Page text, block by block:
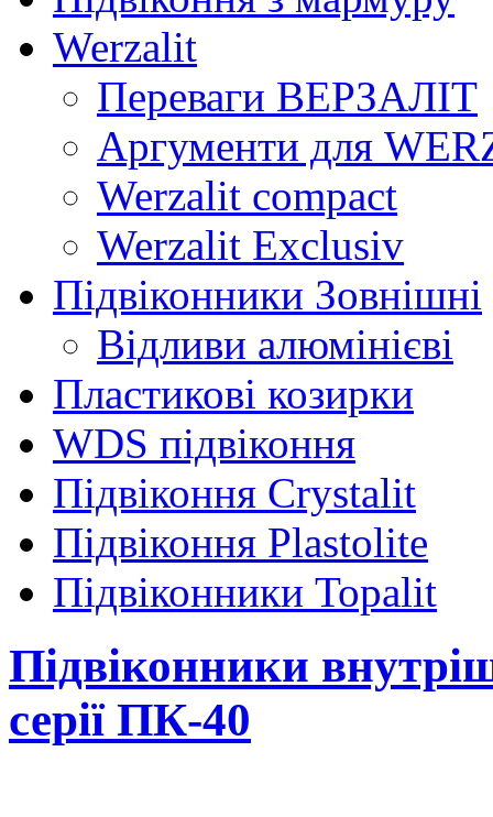
Werzalit
Переваги ВЕРЗАЛІТ
Аргументи для
Werzalit compact
Werzalit Exclusiv
Підвіконники Зовнішні
Відливи алюмінієві
Пластикові козирки
WDS підвіконня
Підвіконня Crystalit
Підвіконня Plastolite
Підвіконники Topalit
Підвіконники
серії ПК-40